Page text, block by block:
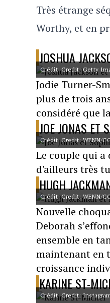
Très étrange
Worthy, et en
JOSHUA
Crédit: Credit: Getty
Jodie Turner-
plus de trois
considéré que
JOE JONAS ET
Crédit: Credit: WENN/
Le couple qui a
d'ailleurs très
HUGH
Crédit: Credit: WENN/
Nouvelle
Deborah
ensemble en
maintenant en
croissance
KARINE ST-
Crédit: Credit: